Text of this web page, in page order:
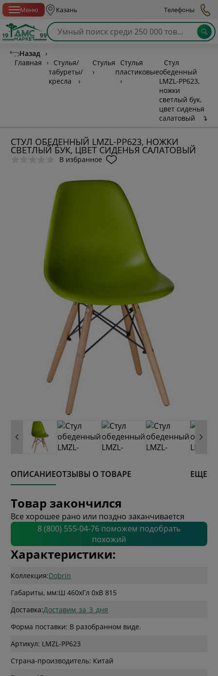
Меню Казань Телефоны
Назад ›
Главная
›
Стулья/
табуреты/
кресла
›
Стулья
›
Стулья
пластиковые
›
Стул
обеденный
LMZL-PP623,
ножки
светлый бук,
цвет сиденья
салатовый
↴
СТУЛ ОБЕДЕННЫЙ LMZL-PP623, НОЖКИ
СВЕТЛЫЙ БУК, ЦВЕТ СИДЕНЬЯ САЛАТОВЫЙ
В избранное
ОПИСАНИЕОТЗЫВЫ О ТОВАРЕ ЕЩЕ
Товар закончился
Все хорошее рано или поздно заканчивается
8 (800) 555-04-76 поможем подобрать
похожий
Характеристики:
Коллекция:Dobrin
Габариты, мм:Ш 460xГл 0xВ 815
Доставка:Доставим_за_3_дня
Форма поставки: В разобранном виде.
Артикул: LMZL-PP623
Страна-производитель: Китай